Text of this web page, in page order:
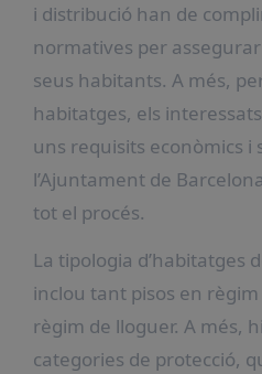
i distribució han de
normatives per
seus habitants. A més,
habitatges, els
uns requisits econòmics i
l’Ajuntament de
tot el procés.
La tipologia d’habitatges
inclou tant pisos en
règim de lloguer. A més,
categories de protecció,